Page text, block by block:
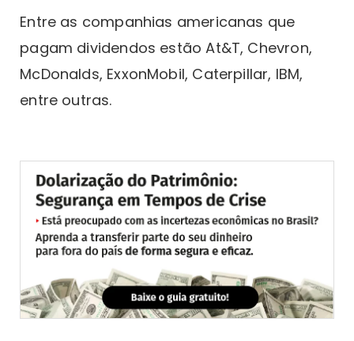
Entre as companhias americanas que
pagam dividendos estão At&T, Chevron,
McDonalds, ExxonMobil, Caterpillar, IBM,
entre outras.